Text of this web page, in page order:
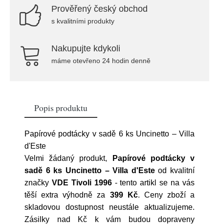
Prověřený český obchod
s kvalitními produkty
Nakupujte kdykoli
máme otevřeno 24 hodin denně
Popis produktu
Papírové podtácky v sadě 6 ks Uncinetto – Villa
d'Este
Velmi žádaný produkt,
Papírové podtácky v
sadě 6 ks Uncinetto – Villa d'Esteod kvalitní
značky VDE Tivoli 1996- tento artikl se na vás
těší extra výhodně za 399 Kč. Ceny zboží a
skladovou dostupnost neustále aktualizujeme.
Zásilky nad Kč k vám budou dopraveny